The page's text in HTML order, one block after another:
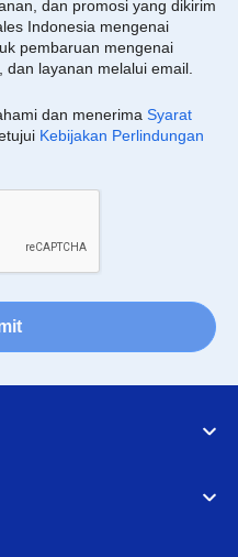
dan promosi yang dikirim
Indonesia mengenai
pembaruan mengenai
layanan melalui email.
dan menerima Syarat
Kebijakan Perlindungan